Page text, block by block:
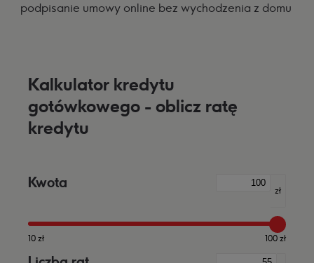
podpisanie umowy online bez wychodzenia z domu
Kalkulator kredytu
gotówkowego - oblicz ratę
kredytu
Kwota zł
10 zł 100 zł